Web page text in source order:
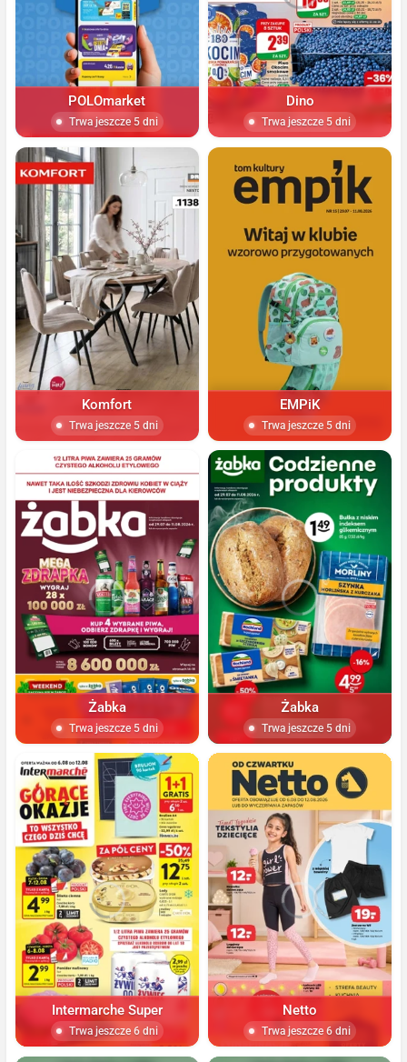
POLOmarket
Trwa jeszcze 5 dni
Dino
Trwa jeszcze 5 dni
Komfort
Trwa jeszcze 5 dni
EMPiK
Trwa jeszcze 5 dni
Żabka
Trwa jeszcze 5 dni
Żabka
Trwa jeszcze 5 dni
Intermarche Super
Trwa jeszcze 6 dni
Netto
Trwa jeszcze 6 dni